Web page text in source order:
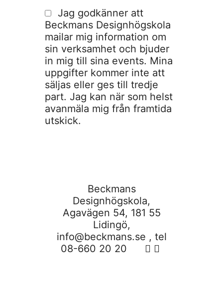
Jag godkänner att
Beckmans Designhögskola
mailar mig information om
sin verksamhet och bjuder
in mig till sina events. Mina
uppgifter kommer inte att
säljas eller ges till tredje
part. Jag kan när som helst
avanmäla mig från framtida
utskick.
Beckmans
Designhögskola,
Agavägen 54, 181 55
Lidingö,
info@beckmans.se , tel
08-660 20 20